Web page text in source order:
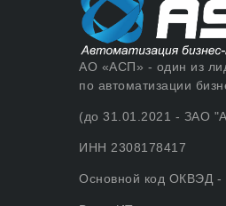
АО «АСП» - один из
по автоматизации
(до 31.01.2021 - ЗАО
ИНН 2308178417
Основной код ОКВЭД -